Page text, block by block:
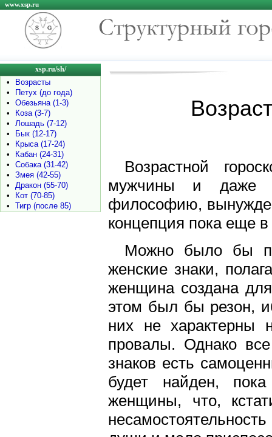
www.xsp.ru
xsp.ru/sh/
•
Возрасты
•
Петух (до года)
•
Обезьяна (1-3)
•
Коза (3-7)
•
Лошадь (7-12)
•
Бык (12-17)
•
Крыса (17-24)
•
Кабан (24-31)
•
Собака (31-42)
•
Змея (42-55)
•
Дракон (55-70)
•
Кот (70-85)
•
Тигр (после 85)
Возрастной
мужчины и даже
философию,
концепция пока еще
Можно было бы
женские знаки,
женщина создана
этом был бы резон,
них не характерны
провалы. Однако
знаков есть
будет найден,
женщины, что,